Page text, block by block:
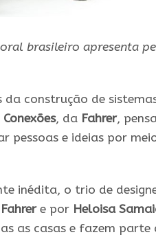
brasileiro apresenta
construção de
, da Fahrer,
pessoas e ideias por
inédita, o trio de
e por Heloisa
as casas e fazem parte